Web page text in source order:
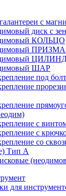
с
диск с
КОЛЬЦО
ПРИЗМА
ШАР
под
с
с
со
Тип А
для